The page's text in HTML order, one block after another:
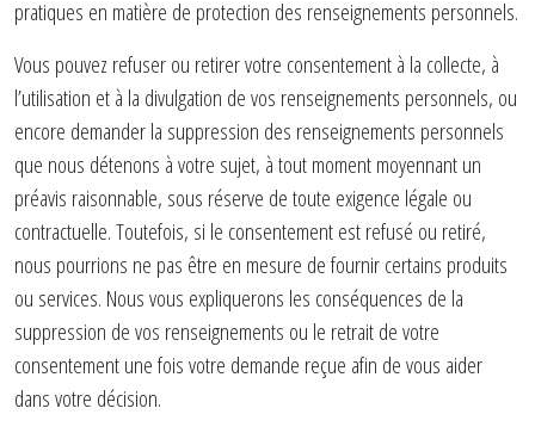
pratiques en matière de protection des renseignements personnels.
Vous pouvez refuser ou retirer votre consentement à la collecte, à
l’utilisation et à la divulgation de vos renseignements personnels, ou
encore demander la suppression des renseignements personnels
que nous détenons à votre sujet, à tout moment moyennant un
préavis raisonnable, sous réserve de toute exigence légale ou
contractuelle. Toutefois, si le consentement est refusé ou retiré,
nous pourrions ne pas être en mesure de fournir certains produits
ou services. Nous vous expliquerons les conséquences de la
suppression de vos renseignements ou le retrait de votre
consentement une fois votre demande reçue afin de vous aider
dans votre décision.